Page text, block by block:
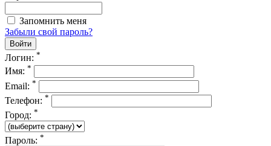
Запомнить меня
Забыли свой пароль?
Логин: *
Имя: *
Email: *
Телефон: *
Город: *
Пароль: *